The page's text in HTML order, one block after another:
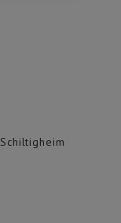
Schiltigheim